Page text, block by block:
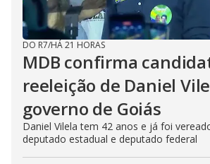
DO R7/HÁ 21 HORAS
MDB confirma
reeleição de Daniel
governo de Goiás
Daniel Vilela tem 42 anos e já foi
deputado estadual e deputado federal